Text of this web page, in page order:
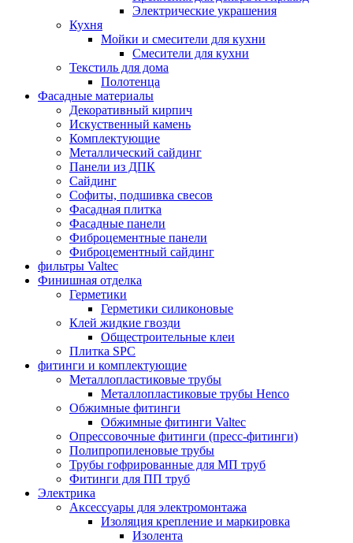
Электрические украшения
Кухня
Мойки и смесители для кухни
Смесители для кухни
Текстиль для дома
Полотенца
Фасадные материалы
Декоративный кирпич
Искуственный камень
Комплектующие
Металлический сайдинг
Панели из ДПК
Сайдинг
Софиты, подшивка свесов
Фасадная плитка
Фасадные панели
Фиброцементные панели
Фиброцементный сайдинг
фильтры Valtec
Финишная отделка
Герметики
Герметики силиконовые
Клей жидкие гвозди
Общестроительные клеи
Плитка SPC
фитинги и комплектующие
Металлопластиковые трубы
Металлопластиковые трубы Henco
Обжимные фитинги
Обжимные фитинги Valtec
Опрессовочные фитинги (пресс-фитинги)
Полипропиленовые трубы
Трубы гофрированные для МП труб
Фитинги для ПП труб
Электрика
Аксессуары для электромонтажа
Изоляция крепление и маркировка
Изолента